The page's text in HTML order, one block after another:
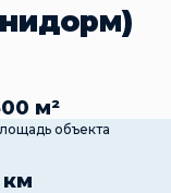
м²
объекта
км